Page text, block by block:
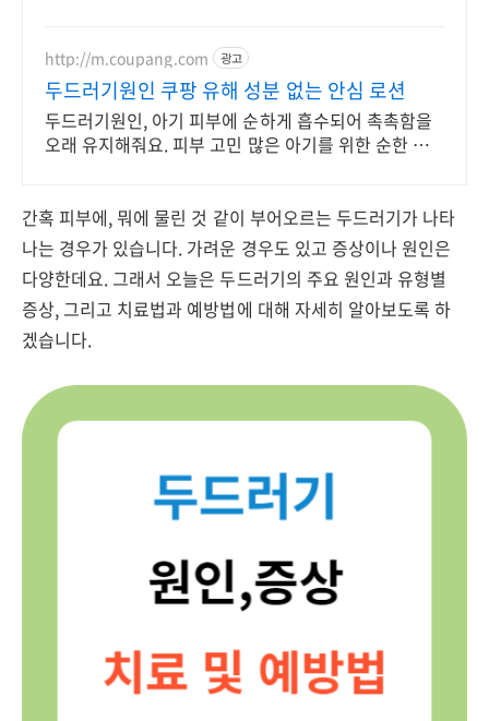
http://m.coupang.com 광고
두드러기원인 쿠팡 유해 성분 없는 안심 로션
두드러기원인, 아기 피부에 순하게 흡수되어 촉촉함을
오래 유지해줘요. 피부 고민 많은 아기를 위한 순한 선
간혹 피부에, 뭐에 물린 것 같이 부어오르는 두드러기가 나타
나는 경우가 있습니다. 가려운 경우도 있고 증상이나 원인은
다양한데요. 그래서 오늘은 두드러기의 주요 원인과 유형별
증상, 그리고 치료법과 예방법에 대해 자세히 알아보도록 하
겠습니다.